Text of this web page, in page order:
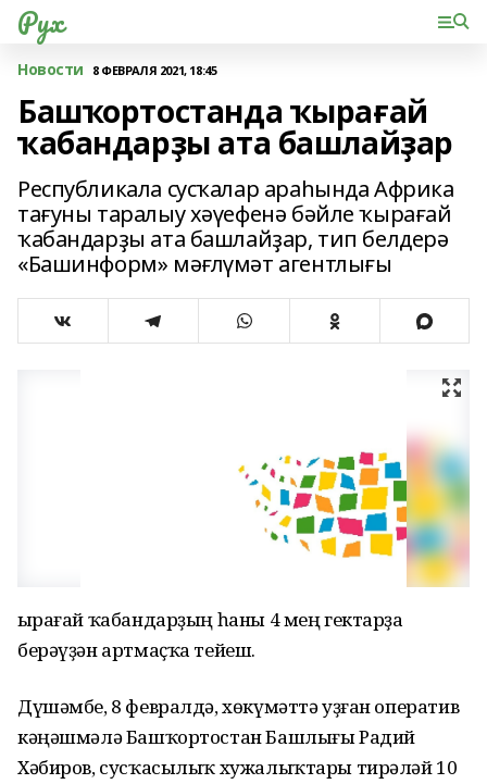
Рух
Новости 8 ФЕВРАЛЯ 2021, 18:45
Башҡортостанда ҡырағай
ҡабандарҙы ата башлайҙар
Республикала сусҡалар араһында Африка
тағуны таралыу хәүефенә бәйле ҡырағай
ҡабандарҙы ата башлайҙар, тип белдерә
«Башинформ» мәғлүмәт агентлығы
Ҡырағай ҡабандарҙың һаны 4 мең гектарҙа
берәүҙән артмаҫҡа тейеш.
Дүшәмбе, 8 февралдә, хөкүмәттә уҙған оператив
кәңәшмәлә Башҡортостан Башлығы Радий
Хәбиров, сусҡасылыҡ хужалыҡтары тирәләй 10